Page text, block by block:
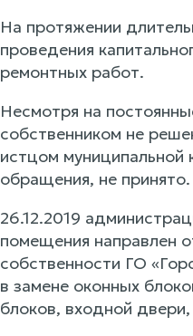
На протяжении
проведения
ремонтных работ.
Несмотря на
собственником не
истцом
обращения, не принято.
26.12.2019
помещения направлен
собственности ГО
в замене оконных
блоков, входной